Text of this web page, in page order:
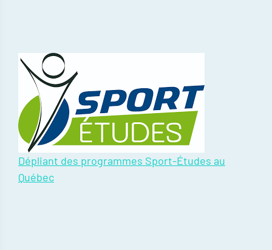
Dépliant des programmes Sport-Études au
Québec